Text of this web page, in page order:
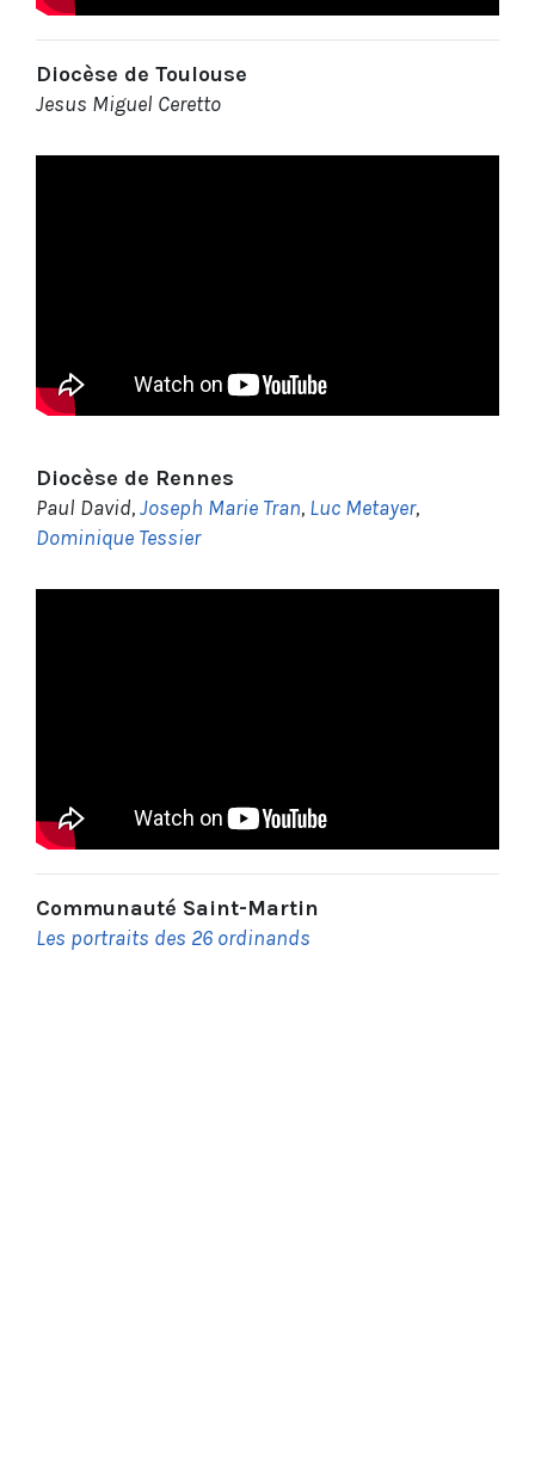
Diocèse de Toulouse
Jesus Miguel Ceretto
Diocèse de Rennes
Paul David,Joseph Marie Tran, Luc Metayer,
Dominique Tessier
Communauté Saint-Martin
Les portraits des 26 ordinands